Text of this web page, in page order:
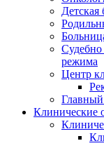
Детская
Судебно
режима
Центр
Клинические